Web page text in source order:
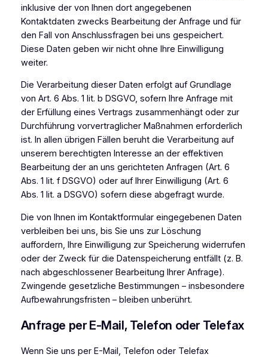
inklusive der von Ihnen dort angegebenen
Kontaktdaten zwecks Bearbeitung der Anfrage und für
den Fall von Anschlussfragen bei uns gespeichert.
Diese Daten geben wir nicht ohne Ihre Einwilligung
weiter.
Die Verarbeitung dieser Daten erfolgt auf Grundlage
von Art. 6 Abs. 1 lit. b DSGVO, sofern Ihre Anfrage mit
der Erfüllung eines Vertrags zusammenhängt oder zur
Durchführung vorvertraglicher Maßnahmen erforderlich
ist. In allen übrigen Fällen beruht die Verarbeitung auf
unserem berechtigten Interesse an der effektiven
Bearbeitung der an uns gerichteten Anfragen (Art. 6
Abs. 1 lit. f DSGVO) oder auf Ihrer Einwilligung (Art. 6
Abs. 1 lit. a DSGVO) sofern diese abgefragt wurde.
Die von Ihnen im Kontaktformular eingegebenen Daten
verbleiben bei uns, bis Sie uns zur Löschung
auffordern, Ihre Einwilligung zur Speicherung widerrufen
oder der Zweck für die Datenspeicherung entfällt (z. B.
nach abgeschlossener Bearbeitung Ihrer Anfrage).
Zwingende gesetzliche Bestimmungen – insbesondere
Aufbewahrungsfristen – bleiben unberührt.
Anfrage per E-Mail, Telefon oder Telefax
Wenn Sie uns per E-Mail, Telefon oder Telefax